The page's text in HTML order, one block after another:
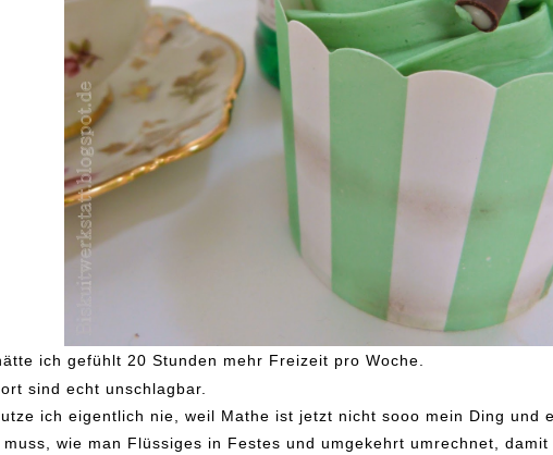
ich gefühlt 20 Stunden mehr Freizeit pro Woche.
sind echt unschlagbar.
ich eigentlich nie, weil Mathe ist jetzt nicht sooo mein Ding und
wie man Flüssiges in Festes und umgekehrt umrechnet, damit